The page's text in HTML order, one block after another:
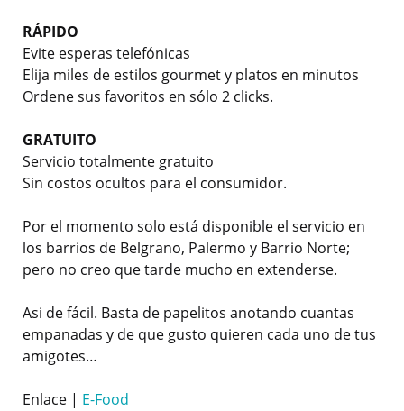
RÁPIDO
Evite esperas telefónicas
Elija miles de estilos gourmet y platos en minutos
Ordene sus favoritos en sólo 2 clicks.
GRATUITO
Servicio totalmente gratuito
Sin costos ocultos para el consumidor.
Por el momento solo está disponible el servicio en
los barrios de Belgrano, Palermo y Barrio Norte;
pero no creo que tarde mucho en extenderse.
Asi de fácil. Basta de papelitos anotando cuantas
empanadas y de que gusto quieren cada uno de tus
amigotes…
Enlace | E-Food